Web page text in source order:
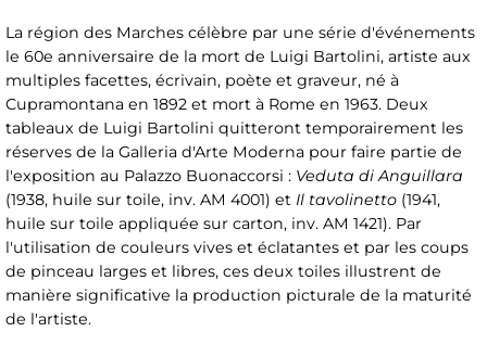
La région des Marches célèbre par une série d'événements
le 60e anniversaire de la mort de Luigi Bartolini, artiste aux
multiples facettes, écrivain, poète et graveur, né à
Cupramontana en 1892 et mort à Rome en 1963. Deux
tableaux de Luigi Bartolini quitteront temporairement les
réserves de la Galleria d'Arte Moderna pour faire partie de
l'exposition au Palazzo Buonaccorsi : Veduta di Anguillara
(1938, huile sur toile, inv. AM 4001) et Il tavolinetto (1941,
huile sur toile appliquée sur carton, inv. AM 1421). Par
l'utilisation de couleurs vives et éclatantes et par les coups
de pinceau larges et libres, ces deux toiles illustrent de
manière significative la production picturale de la maturité
de l'artiste.